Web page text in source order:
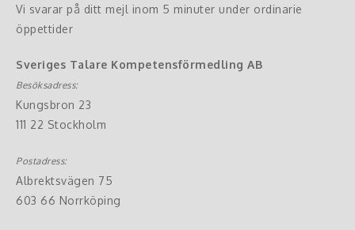
Vi svarar på ditt mejl inom 5 minuter under ordinarie
öppettider
Sveriges Talare Kompetensförmedling AB
Besöksadress:
Kungsbron 23
111 22 Stockholm
Postadress:
Albrektsvägen 75
603 66 Norrköping